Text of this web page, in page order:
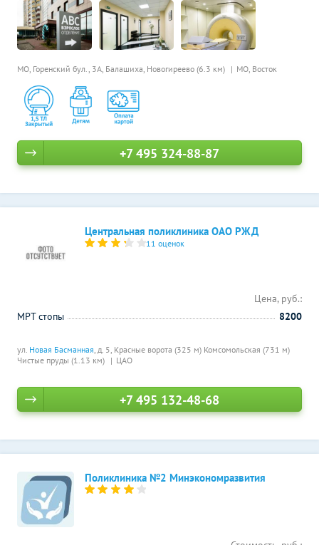
МО, Горенский бул., 3А, Балашиха, Новогиреево (6.3 км) МО, Восток
+7 495 324-88-87
Центральная поликлиника ОАО РЖД
11 оценок
ул. Новая Басманная, д. 5, Красные ворота (325 м) Комсомольская (731 м)
Чистые пруды (1.13 км)
ЦАО
Цена, руб.:
МРТ стопы
8200
+7 495 132-48-68
Поликлиника №2 Минэкономразвития